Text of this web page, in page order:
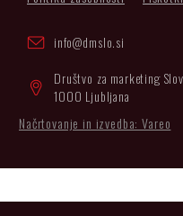
info@dmslo.si
Društvo za marketing
1000 Ljubljana
Načrtovanje in izvedba: Vareo